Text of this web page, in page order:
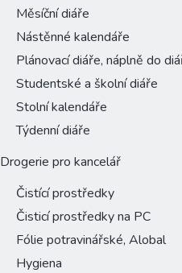
Měsíční diáře
Nástěnné kalendáře
Plánovací diáře, náplně do
Studentské a školní diáře
Stolní kalendáře
Týdenní diáře
Drogerie pro kancelář
Čistící prostředky
Čisticí prostředky na PC
Fólie potravinářské, Alobal
Hygiena